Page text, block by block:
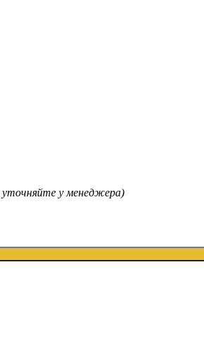
уточняйте у менеджера)